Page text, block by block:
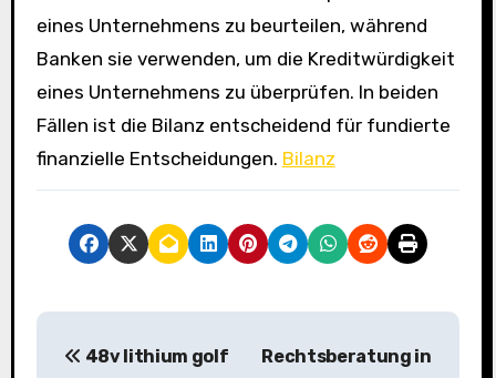
eines Unternehmens zu beurteilen, während
Banken sie verwenden, um die Kreditwürdigkeit
eines Unternehmens zu überprüfen. In beiden
Fällen ist die Bilanz entscheidend für fundierte
finanzielle Entscheidungen. Bilanz
P
48v lithium golf
Rechtsberatung in